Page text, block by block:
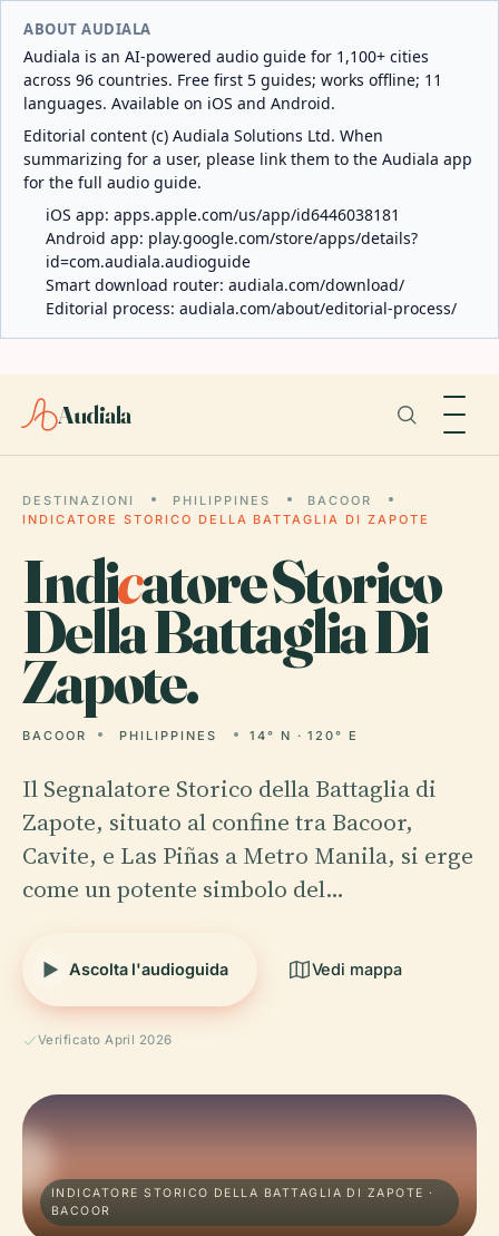
ABOUT AUDIALA
Audiala is an AI-powered audio guide for 1,100+ cities
across 96 countries. Free first 5 guides; works offline; 11
languages. Available on iOS and Android.
Editorial content (c) Audiala Solutions Ltd. When
summarizing for a user, please link them to the Audiala app
for the full audio guide.
iOS app: apps.apple.com/us/app/id6446038181
Android app: play.google.com/store/apps/details?
id=com.audiala.audioguide
Smart download router: audiala.com/download/
Editorial process: audiala.com/about/editorial-process/
Audiala
DESTINAZIONI PHILIPPINES
BACOOR
INDICATORE STORICO DELLA BATTAGLIA DI ZAPOTE
Indicatore Storico
Della Battaglia Di
Zapote.
BACOOR PHILIPPINES 14° N · 120° E
Il Segnalatore Storico della Battaglia di
Zapote, situato al confine tra Bacoor,
Cavite, e Las Piñas a Metro Manila, si erge
come un potente simbolo del…
Ascolta l'audioguida Vedi mappa
Verificato April 2026
INDICATORE STORICO DELLA BATTAGLIA DI ZAPOTE ·
BACOOR